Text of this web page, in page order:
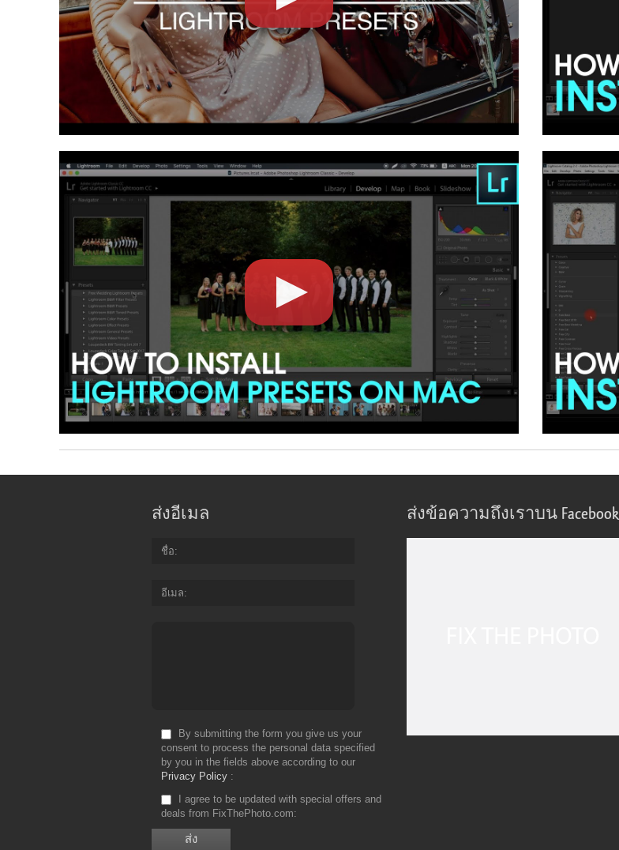
ส่งอีเมล
ชื่อ
อีเมล
By submitting the form you give us your
consent to process the personal data specified
by you in the fields above according to our
Privacy Policy
I agree to be updated with special offers and
deals from FixThePhoto.com
ส่งข้อความถึงเราบน Facebook